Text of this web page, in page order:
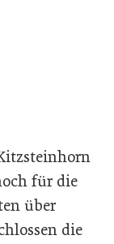
für die
über
die